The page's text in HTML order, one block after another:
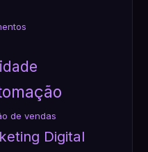
de vendas
Digital